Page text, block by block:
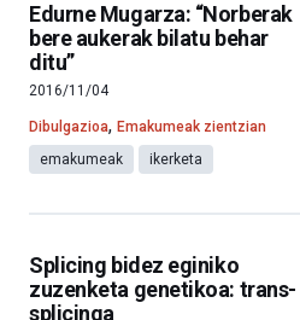
Edurne Mugarza: “Norberak
bere aukerak bilatu behar
ditu”
2016/11/04
Dibulgazioa, Emakumeak zientzian
emakumeak
ikerketa
Splicing bidez eginiko
zuzenketa genetikoa: trans-
splicinga